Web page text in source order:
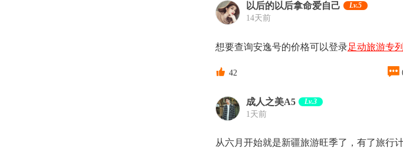
以后的以后拿命爱自己 Lv.5
14天前
想要查询安逸号的价格可以登录足动旅游专列
 42 
成人之美A5 Lv.3
1天前
从六月开始就是新疆旅游旺季了，有了旅行